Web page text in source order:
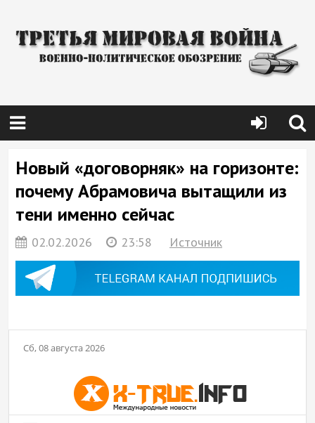
Новый «договорняк» на горизонте:
почему Абрамовича вытащили из
тени именно сейчас
02.02.2026 23:58 Источник